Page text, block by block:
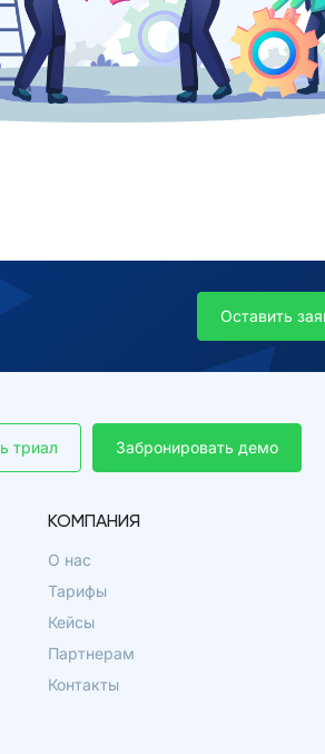
Оставить
Забронировать демо
триал
КОМПАНИЯ
О нас
Тарифы
Кейсы
Партнерам
Контакты